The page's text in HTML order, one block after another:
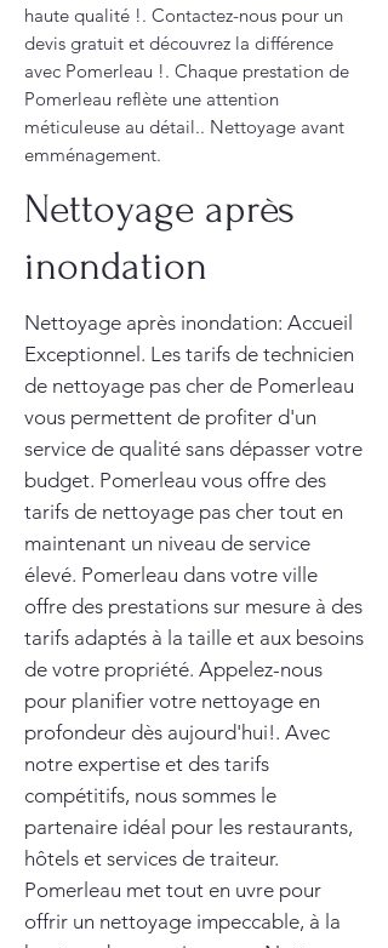
haute qualité !. Contactez-nous pour un
devis gratuit et découvrez la différence
avec Pomerleau !. Chaque prestation de
Pomerleau reflète une attention
méticuleuse au détail.. Nettoyage avant
emménagement.
Nettoyage après
inondation
Nettoyage après inondation: Accueil
Exceptionnel. Les tarifs de technicien
de nettoyage pas cher de Pomerleau
vous permettent de profiter d'un
service de qualité sans dépasser votre
budget. Pomerleau vous offre des
tarifs de nettoyage pas cher tout en
maintenant un niveau de service
élevé. Pomerleau dans votre ville
offre des prestations sur mesure à des
tarifs adaptés à la taille et aux besoins
de votre propriété. Appelez-nous
pour planifier votre nettoyage en
profondeur dès aujourd'hui!. Avec
notre expertise et des tarifs
compétitifs, nous sommes le
partenaire idéal pour les restaurants,
hôtels et services de traiteur.
Pomerleau met tout en uvre pour
offrir un nettoyage impeccable, à la